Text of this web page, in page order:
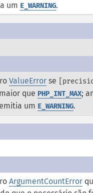
um E_WARNING.
ValueError se
que PHP_INT_MAX;
um E_WARNING.
ArgumentCountError